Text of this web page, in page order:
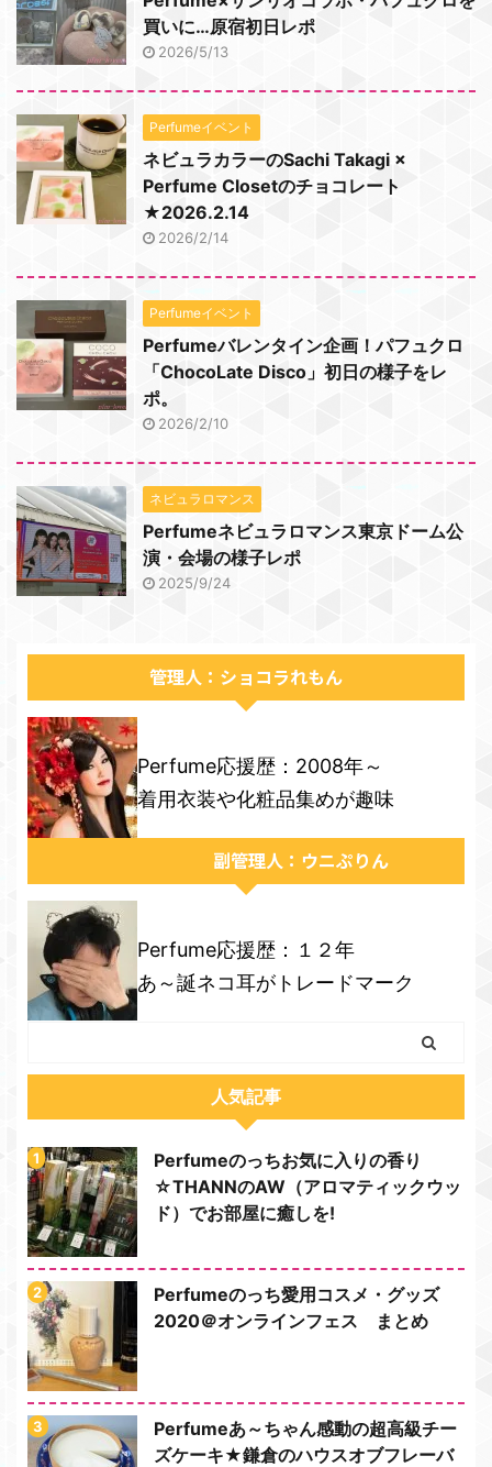
買いに…原宿初日レポ
2026/5/13
Perfumeイベント
ネビュラカラーのSachi Takagi ×
Perfume Closetのチョコレート
★2026.2.14
2026/2/14
Perfumeイベント
Perfumeバレンタイン企画！パフュクロ
「ChocoLate Disco」初日の様子をレ
ポ。
2026/2/10
ネビュラロマンス
Perfumeネビュラロマンス東京ドーム公
演・会場の様子レポ
2025/9/24
管理人：ショコラれもん
Perfume応援歴：2008年～
着用衣装や化粧品集めが趣味
副管理人：ウニぷりん
Perfume応援歴：１２年
あ～誕ネコ耳がトレードマーク
人気記事
Perfumeのっちお気に入りの香り
☆THANNのAW（アロマティックウッ
ド）でお部屋に癒しを!
Perfumeのっち愛用コスメ・グッズ
2020＠オンラインフェス まとめ
Perfumeあ～ちゃん感動の超高級チー
ズケーキ★鎌倉のハウスオブフレーバ